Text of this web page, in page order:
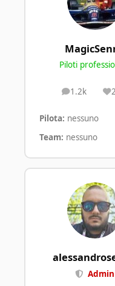
Piloti
1.2k
posts
Pilota: nessuno
Team: nessuno
Admin